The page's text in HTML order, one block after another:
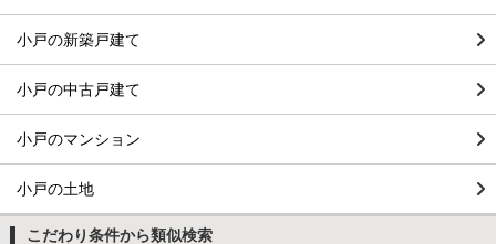
小戸の新築戸建て
小戸の中古戸建て
小戸のマンション
小戸の土地
こだわり条件から類似検索